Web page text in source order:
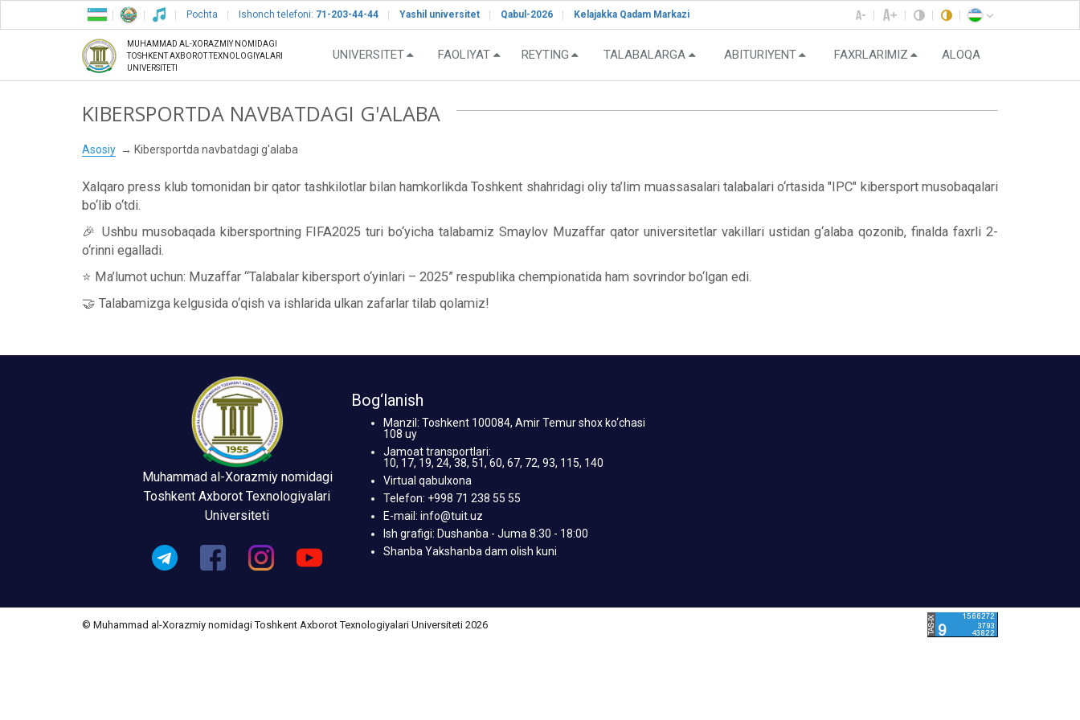
Pochta Ishonch telefoni: 71-203-44-44 Yashil universitet Qabul-2026 Kelajakka Qadam Markazi
MUHAMMAD AL-XORAZMIY NOMIDAGI
TOSHKENT AXBOROT TEXNOLOGIYALARI
UNIVERSITETI
UNIVERSITET FAOLIYAT REYTING TALABALARGA ABITURIYENT FAXRLARIMIZ ALOQA
KIBERSPORTDA NAVBATDAGI G'ALABA
Asosiy Kibersportda navbatdagi g'alaba
Xalqaro press klub tomonidan bir qator tashkilotlar bilan hamkorlikda Toshkent shahridagi oliy ta’lim muassasalari talabalari o‘rtasida "IPC" kibersport musobaqalari
bo‘lib o‘tdi.
🎉 Ushbu musobaqada kibersportning FIFA2025 turi bo‘yicha talabamiz Smaylov Muzaffar qator universitetlar vakillari ustidan g‘alaba qozonib, finalda faxrli 2-
o‘rinni egalladi.
⭐️ Ma’lumot uchun: Muzaffar “Talabalar kibersport o‘yinlari – 2025” respublika chempionatida ham sovrindor bo‘lgan edi.
🤝 Talabamizga kelgusida o‘qish va ishlarida ulkan zafarlar tilab qolamiz!
Muhammad al-Xorazmiy nomidagi
Toshkent Axborot Texnologiyalari
Universiteti
Bog‘lanish
Manzil: Toshkent 100084, Amir Temur shox ko‘chasi
108 uy
Jamoat transportlari:
10, 17, 19, 24, 38, 51, 60, 67, 72, 93, 115, 140
Virtual qabulxona
Telefon: +998 71 238 55 55
E-mail: info@tuit.uz
Ish grafigi: Dushanba - Juma 8:30 - 18:00
Shanba Yakshanba dam olish kuni
© Muhammad al-Xorazmiy nomidagi Toshkent Axborot Texnologiyalari Universiteti 2026